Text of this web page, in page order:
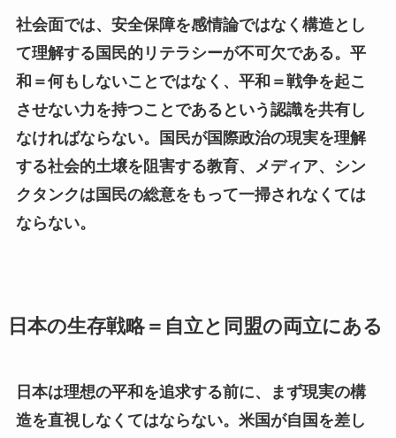
社会面では、安全保障を感情論ではなく構造とし
て理解する国民的リテラシーが不可欠である。平
和＝何もしないことではなく、平和＝戦争を起こ
させない力を持つことであるという認識を共有し
なければならない。国民が国際政治の現実を理解
する社会的土壌を阻害する教育、メディア、シン
クタンクは国民の総意をもって一掃されなくては
ならない。
日本の生存戦略＝自立と同盟の両立にある
日本は理想の平和を追求する前に、まず現実の構
造を直視しなくてはならない。米国が自国を差し